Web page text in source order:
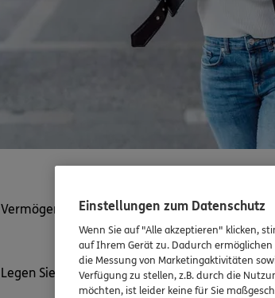
Vermögenspolicen
Legen Sie Ihr Geld clever und flexibel an.
Einstellungen zum Datenschutz
Wenn Sie auf "Alle akzeptieren" klicken,
auf Ihrem Gerät zu. Dadurch
die Messung von Marketingaktivitäten
Verfügung zu stellen, z.B. durch die
möchten, ist leider keine für Sie